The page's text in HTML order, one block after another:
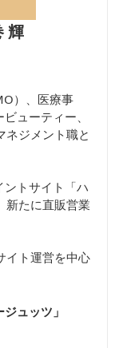
輝
）、医療事
ューティー、
ネジメント職と
トサイト「ハ
新たに直販営業
イト運営を中心
ジュッツ 」